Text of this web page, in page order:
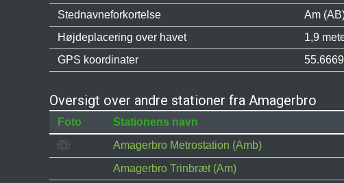
Stednavneforkortelse
Am
Højdeplacering over havet
1,9
GPS koordinater
Oversigt over andre stationer fra Amagerbro
Foto Stationens navn
Amagerbro Metrostation (Amb)
Amagerbro Trinbræt (Am)